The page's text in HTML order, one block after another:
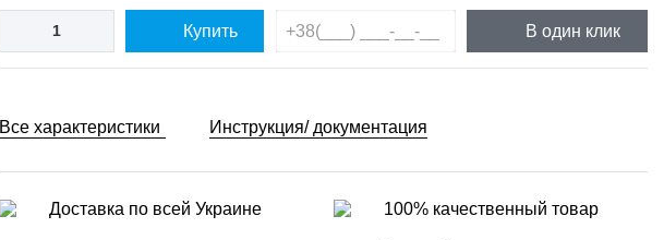
Купить В один клик
Все характеристики Инструкция/ документация
Доставка по всей Украине 100% качественный товар